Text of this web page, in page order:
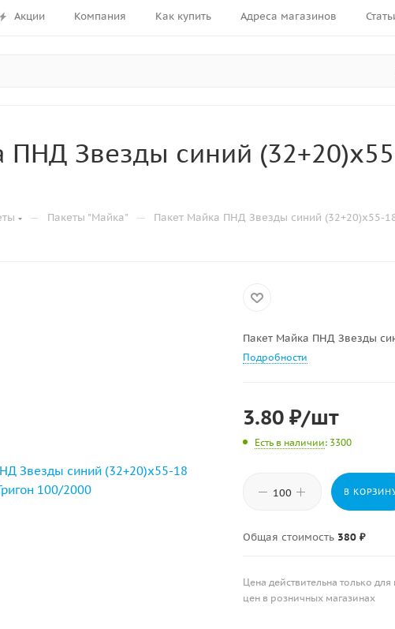
Акции Компания Как купить Адреса магазинов
ПНД Звезды синий
— Пакеты "Майка" — Пакет Майка ПНД Звезды синий (32+20)х55-
Пакет Майка ПНД Звезды
Подробности
3.80₽/шт
Есть в наличии: 3300
В
Общая стоимость 380 ₽
Цена действительна только
цен в розничных магазинах